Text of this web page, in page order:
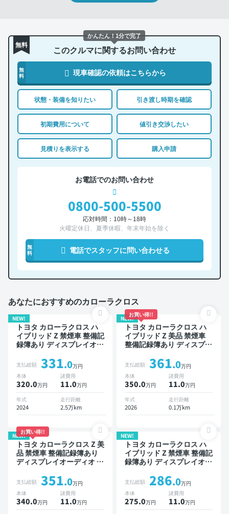
無料 このクルマに関するお問い合わせ
無
料
現車確認の依頼はこちらから
状態・装備を知りたい 引き渡し時期を確認
初期費用について 値引き交渉したい
見積りを表示する 購入申請
お電話でのお問い合わせ
0800-500-5500
応対時間：10時～18時
火曜定休日、夏季休暇、年末年始を除く
無
料
電話でスタッフに問い合わせる
あなたにおすすめのカローラクロス
NEW!
トヨタ カローラクロス ハ
イブリッド Z 禁煙車 整備記
録簿あり ディスプレイオー
ブラインドスポットモニタ
ー オートクルーズ スマー
トキー 電動バックドア バ
ックモニター 全方位カメラ
ドライブレコーダー 衝突軽
減
支払総額 331.0万円
本体
320.0万円
諸費用
11.0万円
年式
2024
走行距離
2.5万km
NEW!
お買い得!!
トヨタ カローラクロス ハ
イブリッド Z 美品 禁煙車
整備記録簿あり ディスプレ
あり TV ブラインドスポッ
トモニター オートクルーズ
スマートキー ETC 電動バ
ックドア バックモニター
全方位カメラ ドライブレコ
ーダー 衝突軽減
支払総額 361.0万円
本体
350.0万円
諸費用
11.0万円
年式
2026
走行距離
0.1万km
NEW!
お買い得!!
トヨタ カローラクロス Z 美
品 禁煙車 整備記録簿あり
ディスプレイオーディオ ※
スポットモニター オートク
ルーズ スマートキー ETC
電動バックドア バックモニ
ター 全方位カメラ ドライ
支払総額 351.0万円
本体
340.0万円
諸費用
11.0万円
NEW!
トヨタ カローラクロス ハ
イブリッド Z 禁煙車 整備記
録簿あり ディスプレイオー
オートクルーズ スマートキ
ー ETC 電動バックドア バ
ックモニター 衝突軽減
支払総額 286.0万円
本体
275.0万円
諸費用
11.0万円
かんたん！1分で完了